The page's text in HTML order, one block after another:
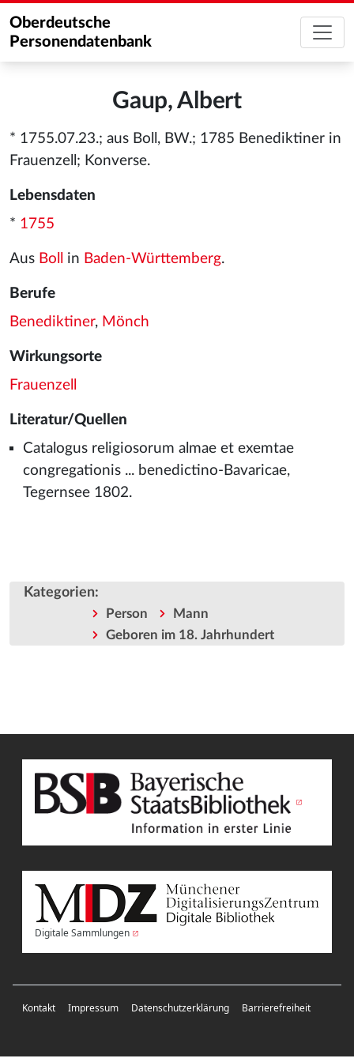
Oberdeutsche
Personendatenbank
Gaup, Albert
* 1755.07.23.; aus Boll, BW.; 1785 Benediktiner in
Frauenzell; Konverse.
Lebensdaten
* 1755
Aus Boll in Baden-Württemberg.
Berufe
Benediktiner, Mönch
Wirkungsorte
Frauenzell
Literatur/Quellen
Catalogus religiosorum almae et exemtae
congregationis ... benedictino-Bavaricae,
Tegernsee 1802.
Kategorien:
Person
Mann
Geboren im 18. Jahrhundert
Digitale Sammlungen
Kontakt Impressum Datenschutzerklärung Barrierefreiheit